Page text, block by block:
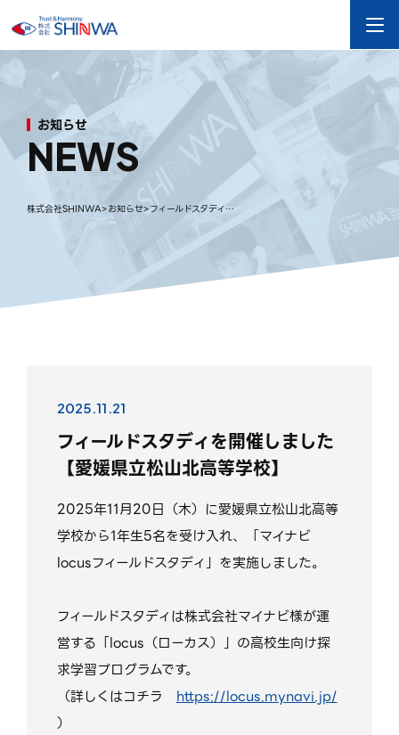
お知らせ
NEWS
株式会社SHINWA>お知らせ> フィールドスタディを開催しました【愛媛県立松山北高等学校】
2025.11.21
フィールドスタディを開催しました
【愛媛県立松山北高等学校】
2025年11月20日（木）に愛媛県立松山北高等
学校から1年生5名を受け入れ、「マイナビ
locusフィールドスタディ」を実施しました。
フィールドスタディは株式会社マイナビ様が運
営する「locus（ローカス）」の高校生向け探
求学習プログラムです。
（詳しくはコチラhttps://locus.mynavi.jp/
）